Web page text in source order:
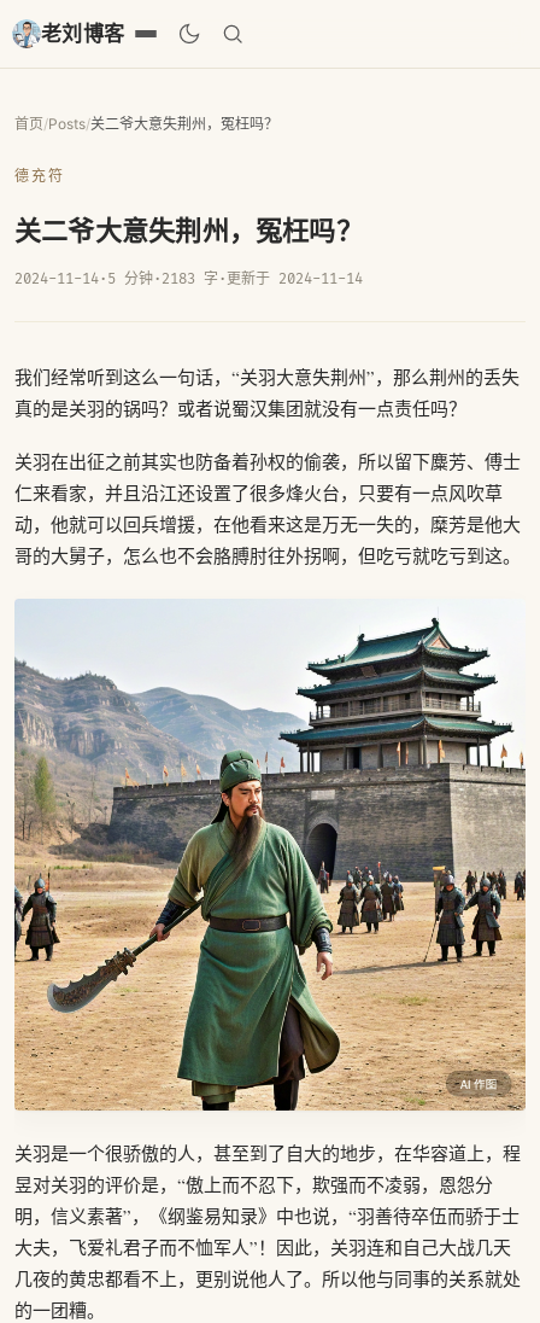
老刘博客
首页/Posts/关二爷大意失荆州，冤枉吗？
德充符
关二爷大意失荆州，冤枉吗？
2024-11-14· 5 分钟· 2183 字 · 更新于 2024-11-14
我们经常听到这么一句话，“关羽大意失荆州”，那么荆州的丢失
真的是关羽的锅吗？或者说蜀汉集团就没有一点责任吗？
关羽在出征之前其实也防备着孙权的偷袭，所以留下麋芳、傅士
仁来看家，并且沿江还设置了很多烽火台，只要有一点风吹草
动，他就可以回兵增援，在他看来这是万无一失的，糜芳是他大
哥的大舅子，怎么也不会胳膊肘往外拐啊，但吃亏就吃亏到这。
关羽是一个很骄傲的人，甚至到了自大的地步，在华容道上，程
昱对关羽的评价是，“傲上而不忍下，欺强而不凌弱，恩怨分
明，信义素著”，《纲鉴易知录》中也说，“羽善待卒伍而骄于士
大夫，飞爱礼君子而不恤军人”！因此，关羽连和自己大战几天
几夜的黄忠都看不上，更别说他人了。所以他与同事的关系就处
的一团糟。